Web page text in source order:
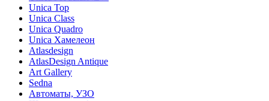
Unica Top
Unica Class
Unica Quadro
Unica Хамелеон
Atlasdesign
AtlasDesign Antique
Art Gallery
Sedna
Автоматы, УЗО